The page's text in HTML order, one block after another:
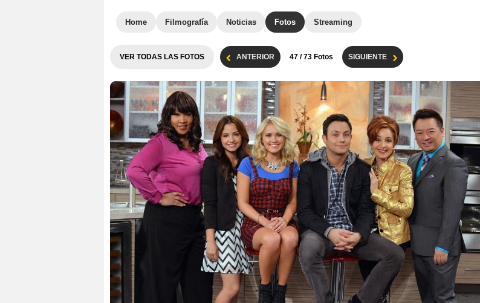
Home Filmografía Noticias Fotos Streaming
VER TODAS LAS FOTOS ANTERIOR 47 / 73 Fotos SIGUIENTE